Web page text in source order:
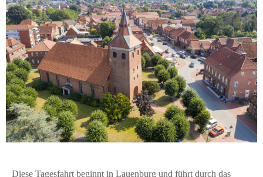
Diese Tagesfahrt beginnt in Lauenburg und führt durch das